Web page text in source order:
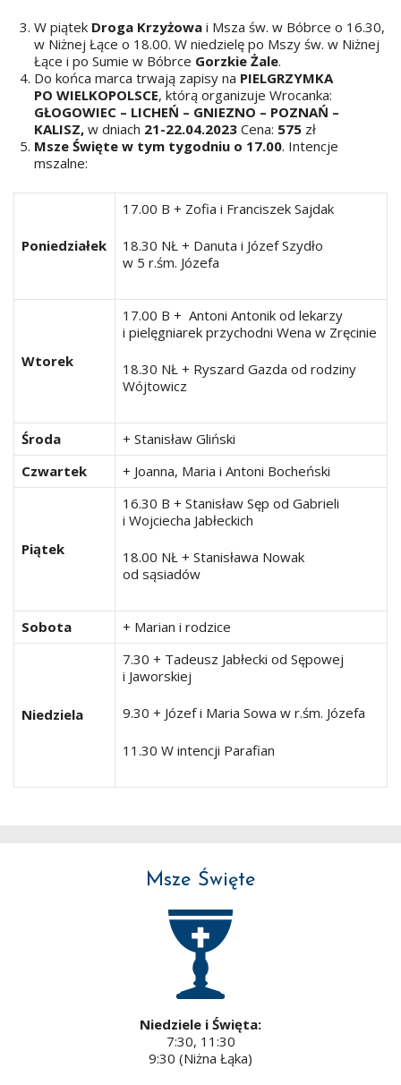
W piątek Droga Krzyżowai Msza św. w Bóbrce o 16.30,
w Niżnej Łące o 18.00. W niedzielę po Mszy św. w Niżnej
Łące i po Sumie w Bóbrce Gorzkie Żale.
Do końca marca trwają zapisy na PIELGRZYMKA
PO WIELKOPOLSCE, którą organizuje Wrocanka:
GŁOGOWIEC – LICHEŃ – GNIEZNO – POZNAŃ –
KALISZ, w dniach 21-22.04.2023Cena: 575zł
Msze Święte w tym tygodniu o 17.00. Intencje
mszalne:
Poniedziałek
17.00 B + Zofia i Franciszek Sajdak
18.30 NŁ + Danuta i Józef Szydło
w 5 r.śm. Józefa
Wtorek
17.00 B + Antoni Antonik od lekarzy
i pielęgniarek przychodni Wena w Zręcinie
18.30 NŁ + Ryszard Gazda od rodziny
Wójtowicz
Środa
+ Stanisław Gliński
Czwartek
+ Joanna, Maria i Antoni Bocheński
Piątek
16.30 B + Stanisław Sęp od Gabrieli
i Wojciecha Jabłeckich
18.00 NŁ + Stanisława Nowak
od sąsiadów
Sobota + Marian i rodzice
Niedziela
7.30 + Tadeusz Jabłecki od Sępowej
i Jaworskiej
9.30 + Józef i Maria Sowa w r.śm. Józefa
11.30 W intencji Parafian
Msze Święte
Niedziele i Święta:
7:30, 11:30
9:30 (Niżna Łąka)